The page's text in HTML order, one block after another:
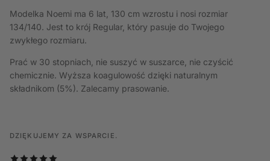
Modelka Noemi ma 6 lat, 130 cm wzrostu i nosi rozmiar
134/140. Jest to krój Regular, który pasuje do Twojego
zwykłego rozmiaru.
Prać w 30 stopniach, nie suszyć w suszarce, nie czyścić
chemicznie. Wyższa koagulowość dzięki naturalnym
składnikom (5%). Zalecamy prasowanie.
DZIĘKUJEMY ZA WSPARCIE.